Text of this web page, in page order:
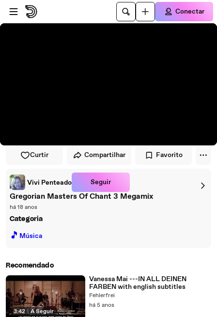
Pular para o player
Ir para o conteúdo principal
Conectar
Curtir Compartilhar Favorito
Vivi Penteado Seguir
Gregorian Masters Of Chant 3 Megamix
há 18 anos
Categoria
🎵 Música
Recomendado
3:42 | A Seguir
Vanessa Mai ---IN ALL DEINEN
FARBEN with english subtitles
Fehlerfrei
há 5 anos